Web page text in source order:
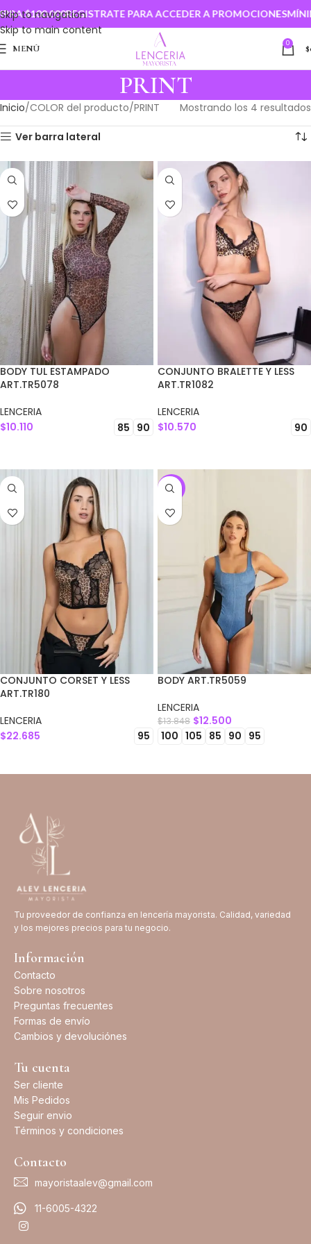
Skip to navigation
Skip to main content
$100.000REGISTRATE PARA ACCEDER A PROMOCIONES
MENÚ 0 $
PRINT
Inicio COLOR del producto PRINT Mostrando los 4 resultados
Ver barra lateral
BODY TUL ESTAMPADO
ART.TR5078
LENCERIA
$10.110 85 90
CONJUNTO BRALETTE Y LESS
ART.TR1082
LENCERIA
$10.570 90
CONJUNTO CORSET Y LESS
ART.TR180
LENCERIA
$22.685 95
-10%
BODY ART.TR5059
LENCERIA
$13.848 $12.500
100 105 85 90 95
Tu proveedor de confianza en lencería mayorista. Calidad, variedad
y los mejores precios para tu negocio.
Información
Contacto
Sobre nosotros
Preguntas frecuentes
Formas de envío
Cambios y devoluciónes
Tu cuenta
Ser cliente
Mis Pedidos
Seguir envio
Términos y condiciones
Contacto
mayoristaalev@gmail.com
11-6005-4322